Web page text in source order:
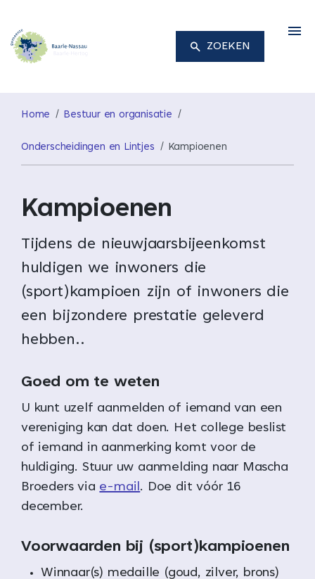
ZOEKEN
Home Bestuur en organisatie
Onderscheidingen en Lintjes Kampioenen
Kampioenen
Tijdens de nieuwjaarsbijeenkomst
huldigen we inwoners die
(sport)kampioen zijn of inwoners die
een bijzondere prestatie geleverd
hebben..
Goed om te weten
U kunt uzelf aanmelden of iemand van een
vereniging kan dat doen. Het college beslist
of iemand in aanmerking komt voor de
huldiging. Stuur uw aanmelding naar Mascha
Broeders via e-mail. Doe dit vóór 16
december.
Voorwaarden bij (sport)kampioenen
Winnaar(s) medaille (goud, zilver, brons)